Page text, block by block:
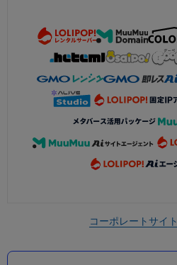
コーポレートサイト